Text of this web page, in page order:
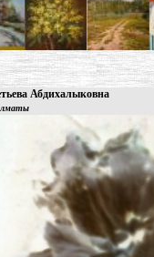
Абдихалыковна